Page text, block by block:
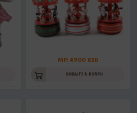
MP: 4900 RSD
DODAJTE U KORPU